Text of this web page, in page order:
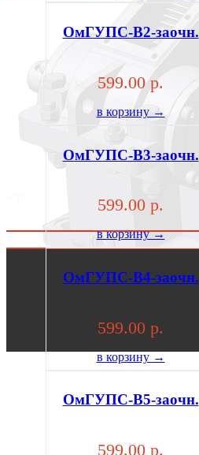
ОмГУПС-В2-заочн.
599.00 р.
в корзину →
ОмГУПС-В3-заочн.
599.00 р.
в корзину →
ОмГУПС-В4-заочн.
599.00 р.
в корзину →
ОмГУПС-В5-заочн.
599.00 р.